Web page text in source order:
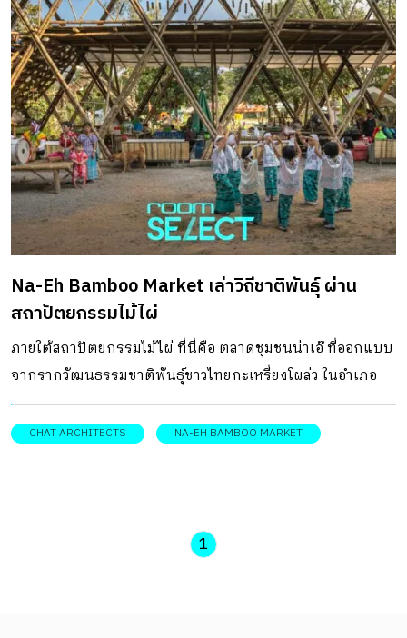
Na-Eh Bamboo Market เล่าวิถีชาติพันธุ์ ผ่าน
สถาปัตยกรรมไม้ไผ่
ภายใต้สถาปัตยกรรมไม้ไผ่ ที่นี่คือ ตลาดชุมชนน่าเอ๊ ที่ออกแบบ
จากรากวัฒนธรรมชาติพันธุ์ชาวไทยกะเหรี่ยงโผล่ว ในอำเภอ
บ้านคา จังหวัดราชบุรี สู่สถาปัตยกรรมจากวัสดุธรรมชาติที่หา
ได้ในพื้นที่อย่าง ไม้ไผ่ ด้วยการออกแบบให้มีฟังก์ชันเรียบง่าย
ว่า ตลาดชุมชนน่าเอ๊ ที่มีสถาปัตยกรรมโดดเด่นนี้จะทำหน้าที่ส่ง
CHAT ARCHITECTS NA-EH BAMBOO MARKET
1